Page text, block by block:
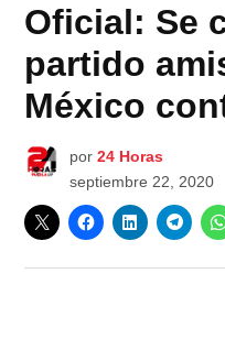
Oficial: Se
partido
México
por 24 Horas
septiembre 22, 2020